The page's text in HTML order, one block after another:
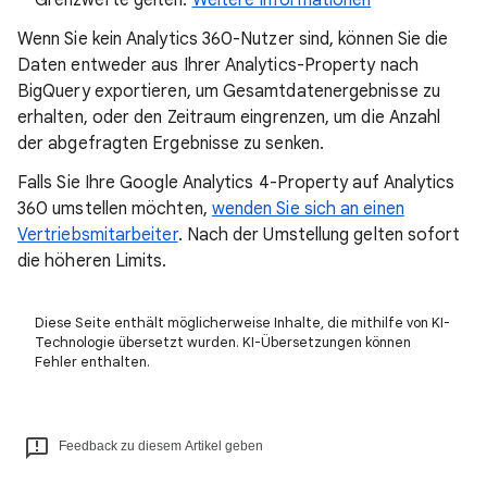
Wenn Sie kein Analytics 360-Nutzer sind, können Sie die
Daten entweder aus Ihrer Analytics-Property nach
BigQuery exportieren, um Gesamtdatenergebnisse zu
erhalten, oder den Zeitraum eingrenzen, um die Anzahl
der abgefragten Ergebnisse zu senken.
Falls Sie Ihre Google Analytics 4-Property auf Analytics
360 umstellen möchten, wenden Sie sich an einen
Vertriebsmitarbeiter. Nach der Umstellung gelten sofort
die höheren Limits.
Diese Seite enthält möglicherweise Inhalte, die mithilfe von KI-
Technologie übersetzt wurden. KI-Übersetzungen können
Fehler enthalten.
Feedback zu diesem Artikel geben